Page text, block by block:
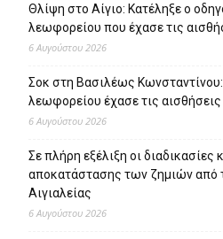
Θλίψη στο Αίγιο: Κατέληξε ο
λεωφορείου που έχασε τις
6 Αυγούστου 2026
Σοκ στη Βασιλέως
λεωφορείου έχασε τις
6 Αυγούστου 2026
Σε πλήρη εξέλιξη οι διαδικασίες
αποκατάστασης των ζημιών από
Αιγιαλείας
6 Αυγούστου 2026